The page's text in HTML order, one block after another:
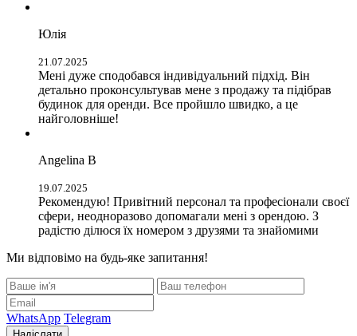
Юлія
21.07.2025
Мені дуже сподобався індивідуальний підхід. Він
детально проконсультував мене з продажу та підібрав
будинок для оренди. Все пройшло швидко, а це
найголовніше!
Angelina B
19.07.2025
Рекомендую! Привітний персонал та професіонали своєї
сфери, неодноразово допомагали мені з орендою. З
радістю ділюся їх номером з друзями та знайомими
Ми відповімо на будь-яке запитання!
WhatsApp Telegram